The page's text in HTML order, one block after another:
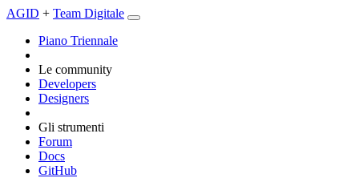
AGID + Team Digitale
Piano Triennale
Le community
Developers
Designers
Gli strumenti
Forum
Docs
GitHub